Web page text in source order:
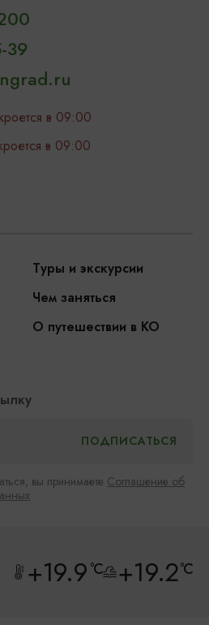
в 09:00
в 09:00
39
Туры и экскурсии
Чем заняться
О путешествии в КО
вы принимаете Соглашение об
+19.9°C +19.2°C